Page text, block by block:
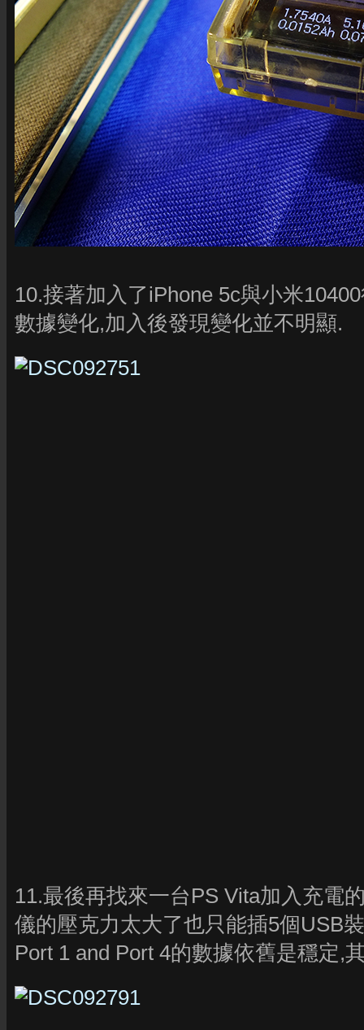
10.接著加入了iPhone 5c與小米
數據變化,加入後發現變化並不明顯.
11.最後再找來一台PS Vita加入充電
儀的壓克力太大了也只能插5個USB
Port 1 and Port 4的數據依舊是穩定,